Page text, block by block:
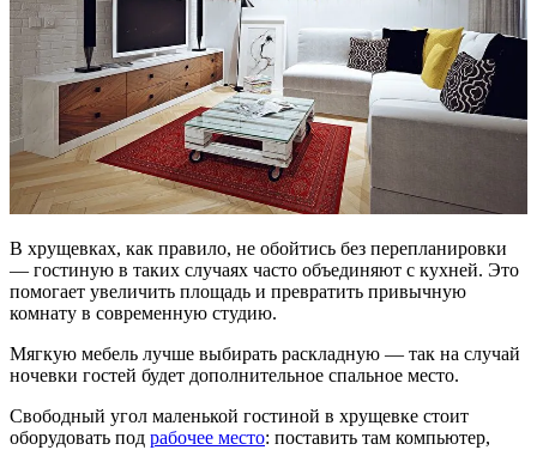
В хрущевках, как правило, не обойтись без перепланировки
— гостиную в таких случаях часто объединяют с кухней. Это
помогает увеличить площадь и превратить привычную
комнату в современную студию.
Мягкую мебель лучше выбирать раскладную — так на случай
ночевки гостей будет дополнительное спальное место.
Свободный угол маленькой гостиной в хрущевке стоит
оборудовать под рабочее место: поставить там компьютер,